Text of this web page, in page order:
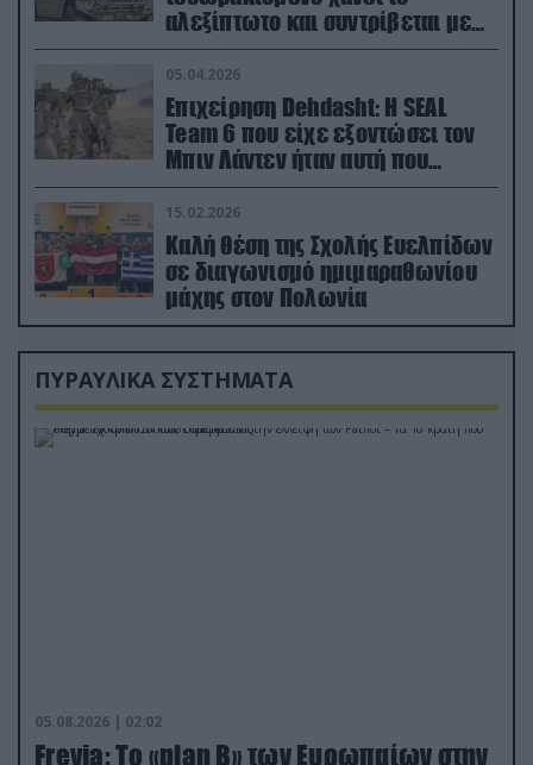
αλεξίπτωτο και συντρίβεται με
ορμή στο έδαφος (βίντεο)
05.04.2026
Επιχείρηση Dehdasht: Η SEAL
Team 6 που είχε εξοντώσει τον
Μπιν Λάντεν ήταν αυτή που
διέσωσε τον πιλότο του F-15
15.02.2026
Καλή θέση της Σχολής Ευελπίδων
σε διαγωνισμό ημιμαραθωνίου
μάχης στον Πολωνία
ΠΥΡΑΥΛΙΚΑ ΣΥΣΤΗΜΑΤΑ
05.08.2026 | 02:02
Freyja: Το «plan Β» των Ευρωπαίων στην